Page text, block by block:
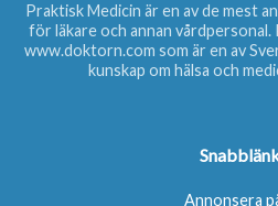
Praktisk Medicin är en av de mest
för läkare och annan
www.doktorn.com som är en av
kunskap om hälsa och
Annonsera